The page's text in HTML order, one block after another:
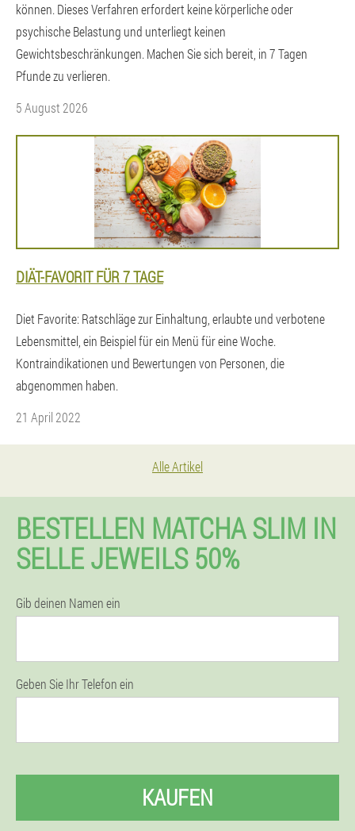
können. Dieses Verfahren erfordert keine körperliche oder
psychische Belastung und unterliegt keinen
Gewichtsbeschränkungen. Machen Sie sich bereit, in 7 Tagen
Pfunde zu verlieren.
5 August 2026
DIÄT-FAVORIT FÜR 7 TAGE
Diet Favorite: Ratschläge zur Einhaltung, erlaubte und verbotene
Lebensmittel, ein Beispiel für ein Menü für eine Woche.
Kontraindikationen und Bewertungen von Personen, die
abgenommen haben.
21 April 2022
Alle Artikel
BESTELLEN MATCHA SLIM IN
SELLE JEWEILS 50%
Gib deinen Namen ein
Geben Sie Ihr Telefon ein
KAUFEN